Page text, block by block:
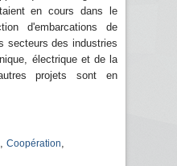
en cours dans le
d'embarcations de
secteurs des industries
électrique et de la
projets sont en
Coopération